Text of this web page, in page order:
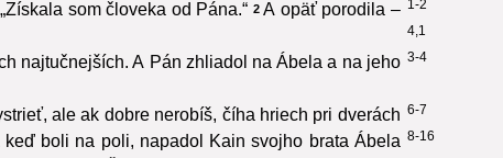
1-2
4,1
som človeka od Pána.“ 2 A opäť porodila –
3-4
najtučnejších. A Pán zhliadol na Ábela a na jeho
6-7
ale ak dobre nerobíš, číha hriech pri dverách
8-16
boli na poli, napadol Kain svojho brata Ábela